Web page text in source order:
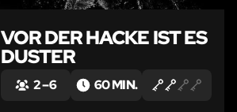
VOR DER HACKE IST ES
DUSTER
2 – 6 60 MIN.